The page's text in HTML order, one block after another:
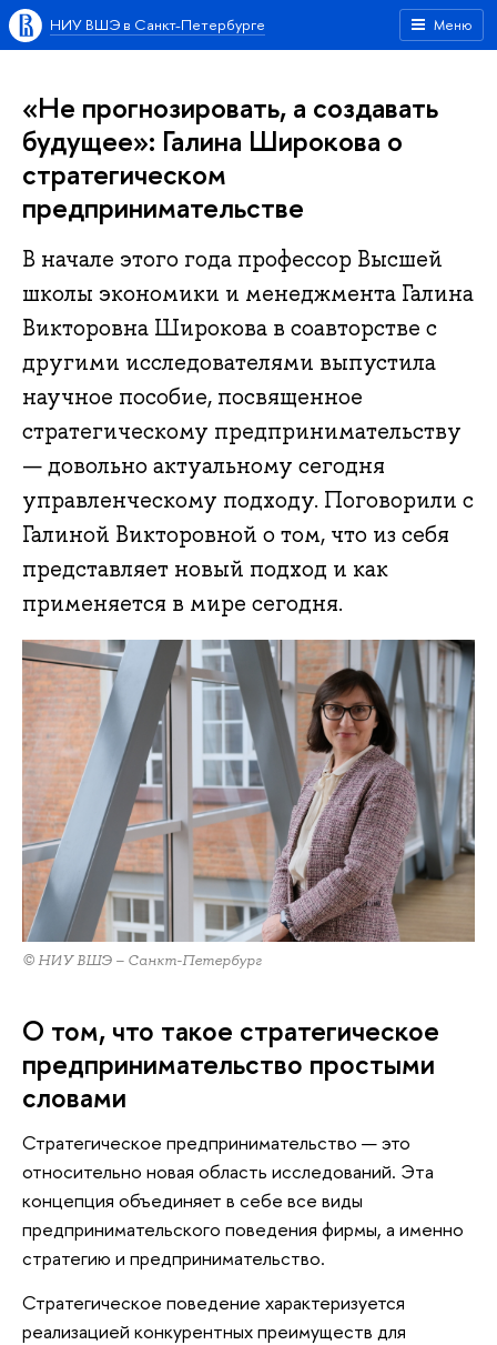
Меню
НИУ ВШЭ в Санкт-Петербурге
«Не прогнозировать, а создавать
будущее‎»: Галина Широкова о
стратегическом
предпринимательстве
В начале этого года профессор Высшей
школы экономики и менеджмента Галина
Викторовна Широкова в соавторстве с
другими исследователями выпустила
научное пособие, посвященное
стратегическому предпринимательству
— довольно актуальному сегодня
управленческому подходу. Поговорили с
Галиной Викторовной о том, что из себя
представляет новый подход и как
применяется в мире сегодня.
© НИУ ВШЭ – Санкт-Петербург
О том, что такое стратегическое
предпринимательство простыми
словами
Стратегическое предпринимательство — это
относительно новая область исследований. Эта
концепция объединяет в себе все виды
предпринимательского поведения фирмы, а именно
стратегию и предпринимательство.
Стратегическое поведение характеризуется
реализацией конкурентных преимуществ для